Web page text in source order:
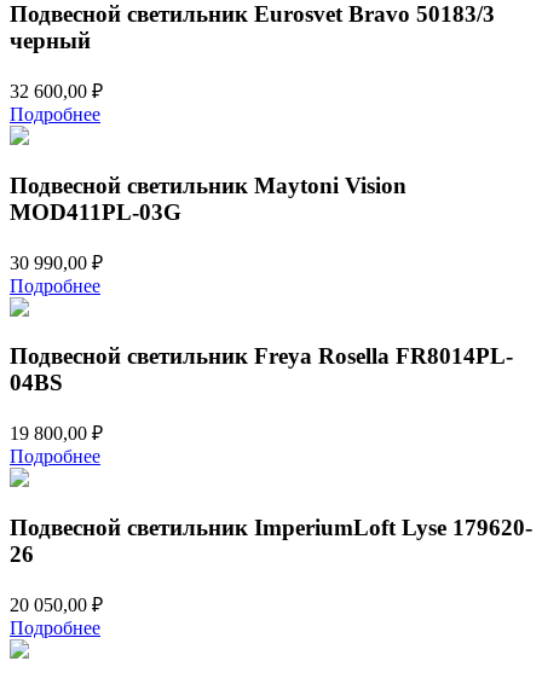
Подвесной светильник Eurosvet Bravo 50183/3
черный
32 600,00 ₽
Подробнее
Подвесной светильник Maytoni Vision
MOD411PL-03G
30 990,00 ₽
Подробнее
Подвесной светильник Freya Rosella FR8014PL-
04BS
19 800,00 ₽
Подробнее
Подвесной светильник ImperiumLoft Lyse 179620-
26
20 050,00 ₽
Подробнее